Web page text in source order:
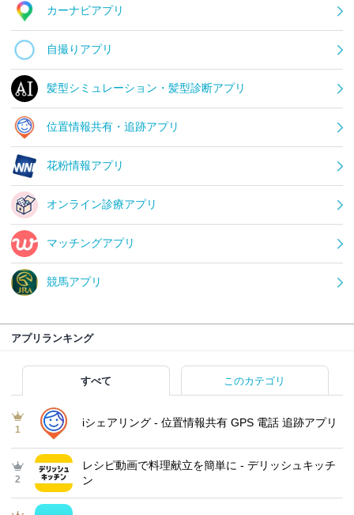
カーナビアプリ
自撮りアプリ
髪型シミュレーション・髪型診断アプリ
位置情報共有・追跡アプリ
花粉情報アプリ
オンライン診療アプリ
マッチングアプリ
競馬アプリ
アプリランキング
すべて このカテゴリ
1
iシェアリング - 位置情報共有 GPS 電話 追跡アプリ
2
レシピ動画で料理献立を簡単‪に - デリッシュキッチ
ン